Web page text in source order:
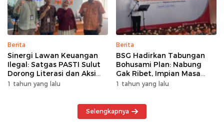
Berita
Sinergi Lawan Keuangan
Ilegal: Satgas PASTI Sulut
Dorong Literasi dan Aksi
Kolektif Masyarakat
1 tahun yang lalu
Berita
BSG Hadirkan Tabungan
Bohusami Plan: Nabung
Gak Ribet, Impian Masa
Depan Makin Dekat!
1 tahun yang lalu
Selengkapnya